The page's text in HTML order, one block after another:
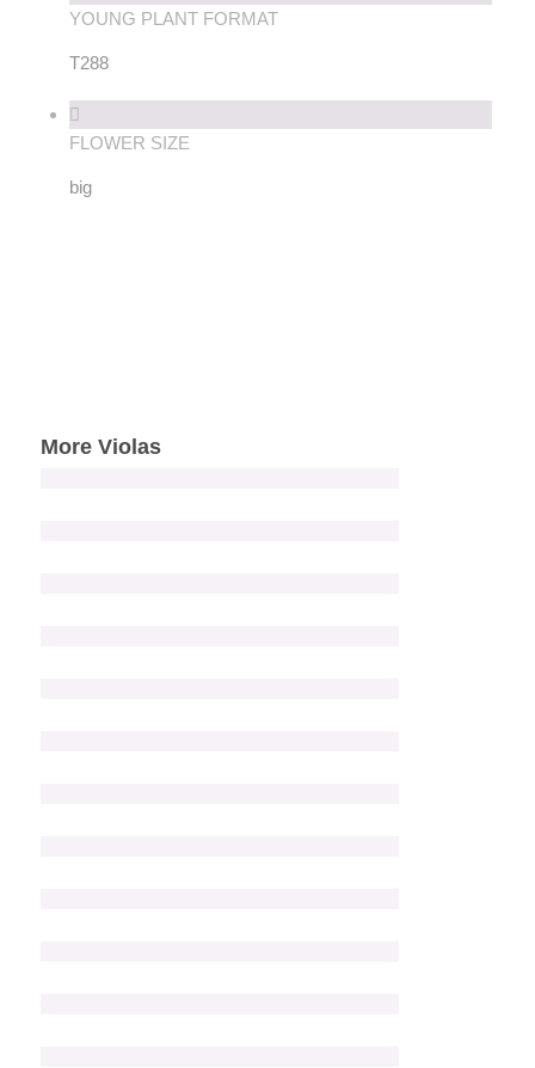
YOUNG PLANT FORMAT
T288
FLOWER SIZE
big
More Violas